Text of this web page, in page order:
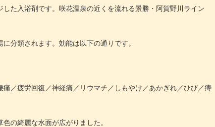
た入浴剤です。咲花温泉の近くを流れる景勝・阿賀野川ライン
分類されます。効能は以下の通りです。
／疲労回復／神経痛／リウマチ／しもやけ／あかぎれ／ひび／痔
の綺麗な水面が広がりました。